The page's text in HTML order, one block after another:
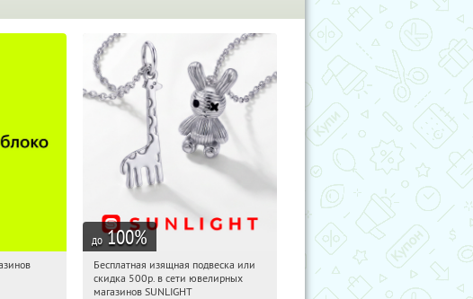
первым!
до 100%
05:04:08 Получили:
Россия
Бесплатная изящная подвеска или
скидка 500р. в сети ювелирных
магазинов SUNLIGHT